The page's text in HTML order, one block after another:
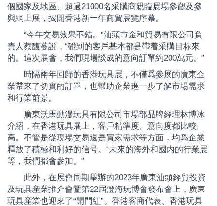
個國家及地區、超過21000名采購商親臨展場參觀及參
與網上展，揭開香港新一年商貿展覽序幕。
“今年交易效果不錯。”汕頭市金和貿易有限公司負
責人蔡馥蔓說，“碰到的客戶基本都是帶着采購目标來
的。這次展會，我們現場談成的意向訂單約200萬元。”
時隔兩年回歸的香港玩具展，不僅爲參展的廣東企
業帶來了切實的訂單，也幫助企業進一步了解市場需求
和行業前景。
廣東沃馬動漫玩具有限公司市場部品牌經理林博冰
介紹，在香港玩具展上，客戶精準度、意向度都比較
高。不管是從現場交易還是買家需求等方面，均爲企業
釋放了積極和利好的信号。“未來的海外和國内的行業展
等，我們都會參加。”
此外，在展會同期舉辦的2023年廣東汕頭經貿投資
及玩具産業推介會暨第22屆澄海玩博會發布會上，廣東
玩具産業也迎來了“開門紅”。香港客商代表、香港玩具